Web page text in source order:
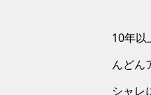
10年以
んどん
シャレ